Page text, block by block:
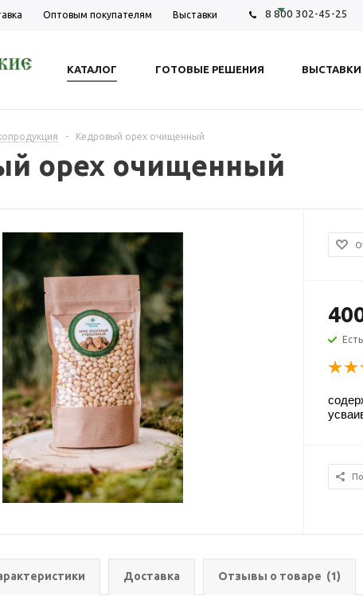
Оптовым покупателям Выставки 8 800 302-45-25
КАТАЛОГ ГОТОВЫЕ РЕШЕНИЯ ВЫСТАВКИ
- Кедровый орех очищенный
орех очищенный
Доставка Отзывы о товаре (1)